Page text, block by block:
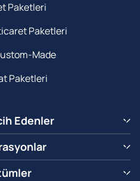
Paketleri
Paketleri
Made
Paketleri
Edenler